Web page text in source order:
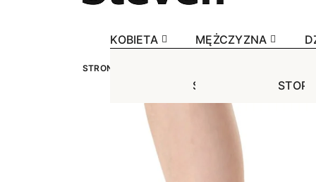
KOBIETA
STOPKI
Jednokolorowe
Niewidoczne
Wzorowane
MĘŻCZYZNA
STOPKI
STRONA GŁÓWNA